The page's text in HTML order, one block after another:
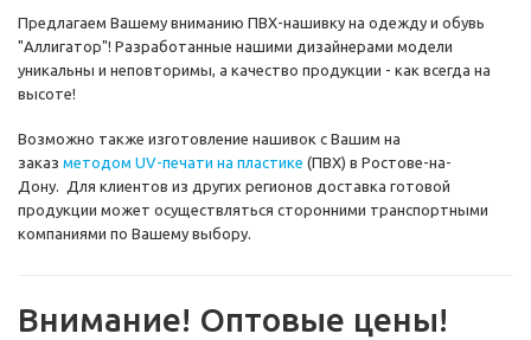
Предлагаем Вашему вниманию ПВХ-нашивку на одежду и обувь
"Аллигатор"! Разработанные нашими дизайнерами модели
уникальны и неповторимы, а качество продукции - как всегда на
высоте!
Возможно также изготовление нашивок с Вашим на
заказ методом UV-печати на пластике (ПВХ) в Ростове-на-
Дону. Для клиентов из других регионов доставка готовой
продукции может осуществляться сторонними транспортными
компаниями по Вашему выбору.
Внимание! Оптовые цены!